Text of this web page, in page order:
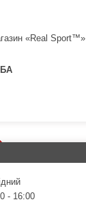
«Real Sport™»
16:00